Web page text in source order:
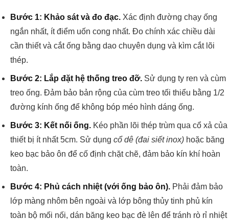
Bước 1: Khảo sát và đo đạc. Xác định đường chạy ống
ngắn nhất, ít điểm uốn cong nhất. Đo chính xác chiều dài
cần thiết và cắt ống bằng dao chuyên dụng và kìm cắt lõi
thép.
Bước 2: Lắp đặt hệ thống treo đỡ. Sử dụng ty ren và cùm
treo ống. Đảm bảo bản rộng của cùm treo tối thiểu bằng 1/2
đường kính ống để không bóp méo hình dáng ống.
Bước 3: Kết nối ống. Kéo phần lõi thép trùm qua cổ xả của
thiết bị ít nhất 5cm. Sử dụng cổ dê (đai siết inox) hoặc băng
keo bạc bảo ôn để cố định chặt chẽ, đảm bảo kín khí hoàn
toàn.
Bước 4: Phủ cách nhiệt (với ống bảo ôn). Phải đảm bảo
lớp màng nhôm bên ngoài và lớp bông thủy tinh phủ kín
toàn bộ mối nối, dán băng keo bạc đè lên để tránh rò rỉ nhiệt